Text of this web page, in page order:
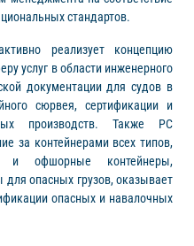
стандартов.
реализует концепцию
услуг в области инженерного
документации для судов в
сюрвея, сертификации и
производств. Также РС
за контейнерами всех типов,
и офшорные контейнеры,
для опасных грузов, оказывает
опасных и навалочных